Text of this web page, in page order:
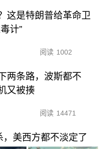
这是特朗普给革命卫
计”
阅读 1002
两条路，波斯都不
又被揍
阅读 14471
美西方都不淡定了